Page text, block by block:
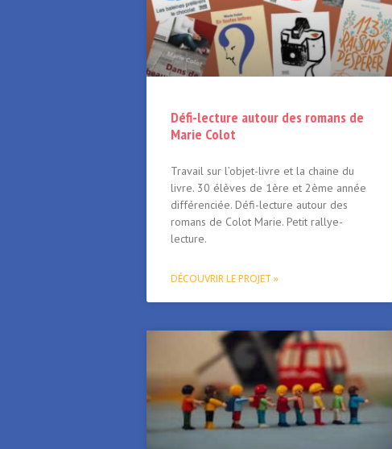
Défi-lecture autour des romans de
Marie Colot
Travail sur l’objet-livre et la chaine du
livre. 30 élèves de 1ère et 2ème année
différenciée. Défi-lecture autour des
romans de Colot Marie. Petit rallye-
lecture.
DÉCOUVRIR LE PROJET »